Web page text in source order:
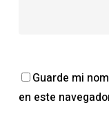
Guarde mi
en este